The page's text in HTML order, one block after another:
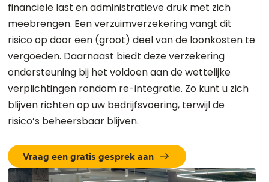
financiële last en administratieve druk met zich
meebrengen. Een verzuimverzekering vangt dit
risico op door een (groot) deel van de loonkosten te
vergoeden. Daarnaast biedt deze verzekering
ondersteuning bij het voldoen aan de wettelijke
verplichtingen rondom re-integratie. Zo kunt u zich
blijven richten op uw bedrijfsvoering, terwijl de
risico’s beheersbaar blijven.
Vraag een gratis gesprek aan